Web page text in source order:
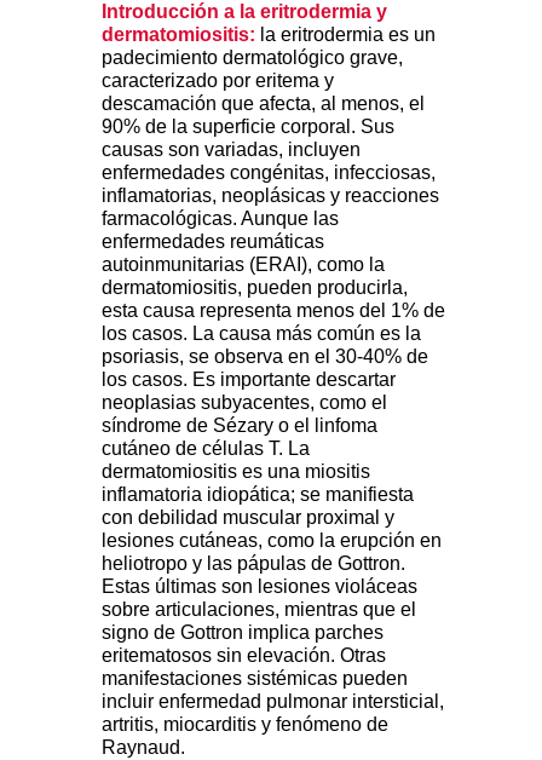
Introducción a la eritrodermia y
dermatomiositis: la eritrodermia es un
padecimiento dermatológico grave,
caracterizado por eritema y
descamación que afecta, al menos, el
90% de la superficie corporal. Sus
causas son variadas, incluyen
enfermedades congénitas, infecciosas,
inflamatorias, neoplásicas y reacciones
farmacológicas. Aunque las
enfermedades reumáticas
autoinmunitarias (ERAI), como la
dermatomiositis, pueden producirla,
esta causa representa menos del 1% de
los casos. La causa más común es la
psoriasis, se observa en el 30-40% de
los casos. Es importante descartar
neoplasias subyacentes, como el
síndrome de Sézary o el linfoma
cutáneo de células T. La
dermatomiositis es una miositis
inflamatoria idiopática; se manifiesta
con debilidad muscular proximal y
lesiones cutáneas, como la erupción en
heliotropo y las pápulas de Gottron.
Estas últimas son lesiones violáceas
sobre articulaciones, mientras que el
signo de Gottron implica parches
eritematosos sin elevación. Otras
manifestaciones sistémicas pueden
incluir enfermedad pulmonar intersticial,
artritis, miocarditis y fenómeno de
Raynaud.